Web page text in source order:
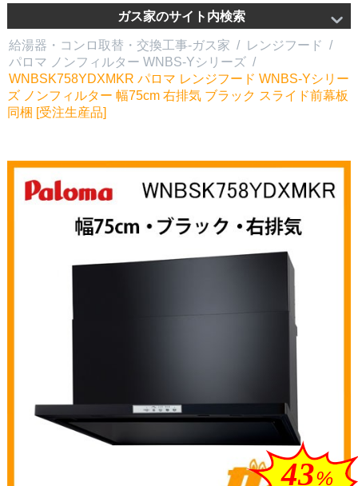
ガス家のサイト内検索
給湯器・コンロ取替・交換工事-ガス家 / レンジフード /
パロマ ノンフィルター WNBS-Yシリーズ /
WNBSK758YDXMKR パロマ レンジフード WNBS-Yシリー
ズ ノンフィルター 幅75cm 右排気 ブラック スライド前幕板
同梱 [受注生産品]
43%